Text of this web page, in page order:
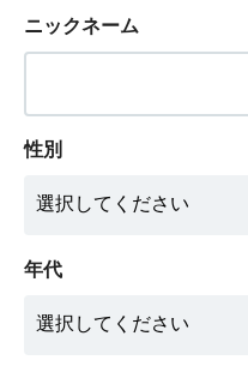
ニックネーム
性別
年代